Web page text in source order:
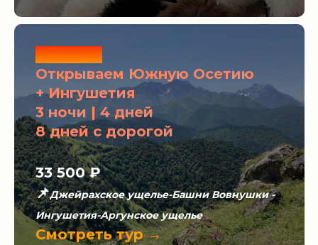
Новинка
Открываем Южную Осетию
+ Ингушетия
3 ночи | 4 дней
8 дней с дорогой
33 500 ₽
📌Джейрахское ущелье-Башни Вовнушки -
Ингушетия-Аргунское ущелье
Смотреть тур →